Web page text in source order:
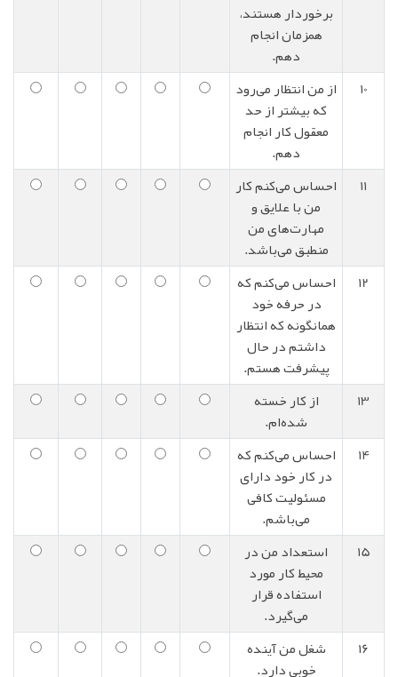
برخوردار هستند،
همزمان انجام
دهم.
10
از من انتظار می‌رود
که بیشتر از حد
معقول کار انجام
دهم.
11
احساس می‌کنم کار
من با علایق و
مهارت‌های من
منطبق می‌باشد.
12
احساس می‌کنم که
در حرفه خود
همانگونه که انتظار
داشتم در حال
پیشرفت هستم.
13
از کار خسته
شده‌ام.
14
احساس می‌کنم که
در کار خود دارای
مسئولیت کافی
می‌باشم.
15
استعداد من در
محیط کار مورد
استفاده قرار
می‌گیرد.
16
شغل من آینده
خوبی دارد.